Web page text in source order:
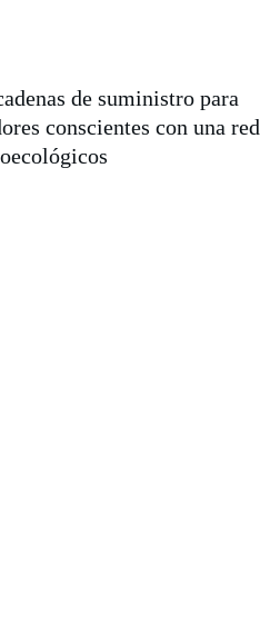
de suministro para
conscientes con una red